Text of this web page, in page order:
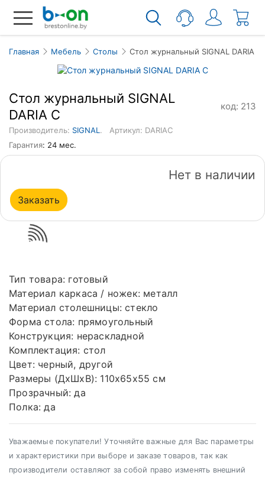
Главная Мебель Столы Стол журнальный SIGNAL DARIA C
Стол журнальный SIGNAL
DARIA C
код: 213
Производитель: SIGNAL .
Артикул: DARIAC
Гарантия: 24 мес.
Нет в наличии
Заказать
Тип товара: готовый
Материал каркаса / ножек: металл
Материал столешницы:стекло
Форма стола: прямоугольный
Конструкция: нераскладной
Комплектация: стол
Цвет: черный, другой
Размеры (ДxШxВ): 110x65x55 см
Прозрачный:да
Полка:да
Уважаемые покупатели! Уточняйте важные для Вас параметры
и характеристики при выборе и заказе товаров, так как
производители оставляют за собой право изменять внешний